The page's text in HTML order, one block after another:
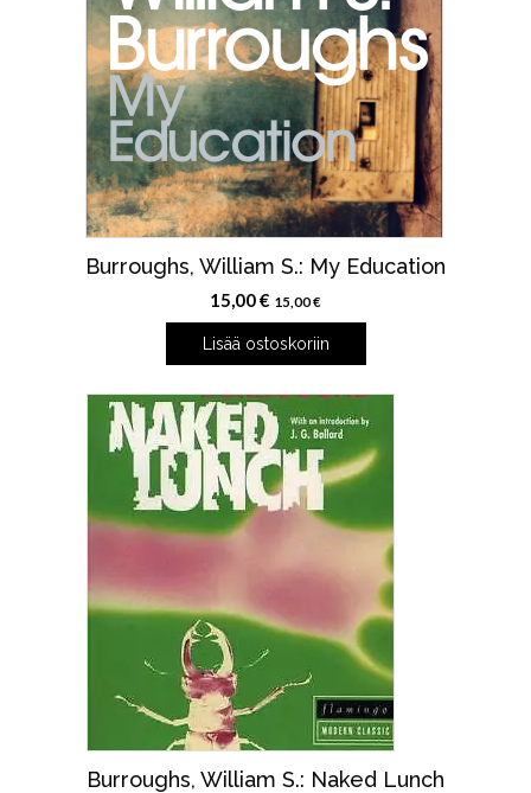
Burroughs, William S.: My Education
15,00€ 15,00€
Lisää ostoskoriin
Burroughs, William S.: Naked Lunch